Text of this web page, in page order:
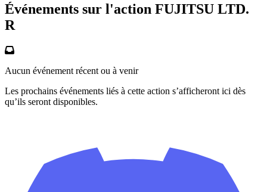
Événements sur l'action FUJITSU LTD.
R
Aucun événement récent ou à venir
Les prochains événements liés à cette action s’afficheront ici dès
qu’ils seront disponibles.